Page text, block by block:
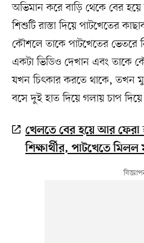
অভিমান করে বাড়ি থেকে বের
শিশুটি রাস্তা দিয়ে পাটখেতের
কৌশলে তাকে পাটখেতের ভেতরে
একটা ভিডিও দেখান এবং তাকে
যখন চিৎকার করতে থাকে, তখন
বসে দুই হাত দিয়ে গলায় চাপ
খেলতে বের হয়ে আর ফেরা
শিক্ষার্থীর, পাটখেতে